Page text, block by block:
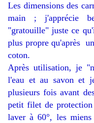
Les dimensions des
main ; j'apprécie
"gratouille" juste ce
plus propre qu'après
coton.
Après utilisation, je
l'eau et au savon et
plusieurs fois avant
petit filet de
laver à 60°, les miens